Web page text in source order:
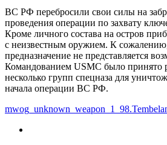
ВС РФ перебросили свои силы на
проведения операции по захвату
Кроме личного состава на остров
с неизвестным оружием. К
предназначение не представляется
Командованием USMC было принято
несколько групп спецназа для
начала операции ВС РФ.